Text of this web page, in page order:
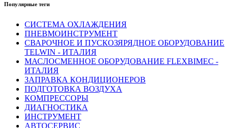
Популярные теги
СИСТЕМА ОХЛАЖДЕНИЯ
ПНЕВМОИНСТРУМЕНТ
СВАРОЧНОЕ И ПУСКОЗЯРЯДНОЕ ОБОРУДОВАНИЕ
TELWIN - ИТАЛИЯ
МАСЛОСМЕННОЕ ОБОРУДОВАНИЕ FLEXBIMEC -
ИТАЛИЯ
ЗАПРАВКА КОНДИЦИОНЕРОВ
ПОДГОТОВКА ВОЗДУХА
КОМПРЕССОРЫ
ДИАГНОСТИКА
ИНСТРУМЕНТ
АВТОСЕРВИС